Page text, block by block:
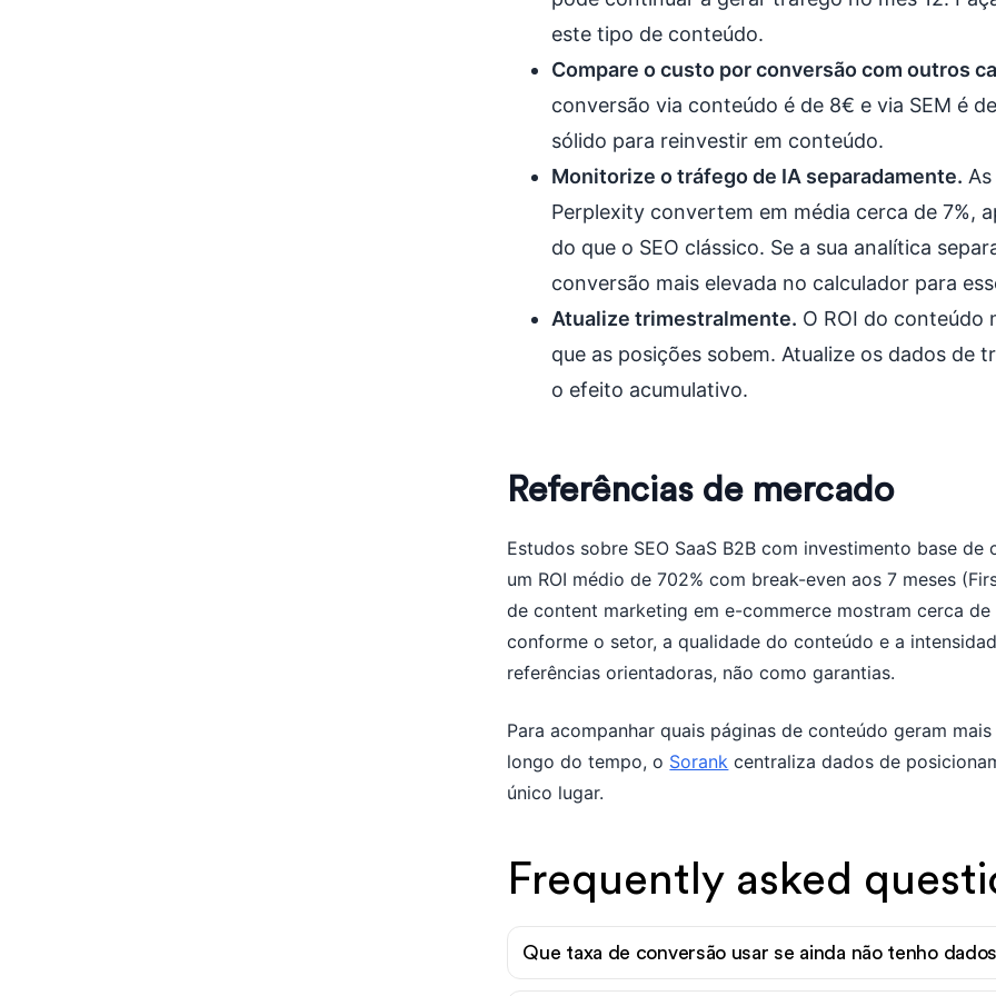
este tipo de conteúdo.
Compare o custo por conversão com outros
conversão via conteúdo é de 8€ e via SEM é
sólido para reinvestir em conteúdo.
Monitorize o tráfego de IA separadamente.
Perplexity convertem em média cerca de 7%,
do que o SEO clássico. Se a sua analítica
conversão mais elevada no calculador para
Atualize trimestralmente. O ROI do conteúdo
que as posições sobem. Atualize os dados de
o efeito acumulativo.
Referências de mercado
Estudos sobre SEO SaaS B2B com investimento base
um ROI médio de 702% com break-even aos 7 meses
de content marketing em e-commerce mostram cerca de
conforme o setor, a qualidade do conteúdo e a
referências orientadoras, não como garantias.
Para acompanhar quais páginas de conteúdo geram
longo do tempo, o Sorank centraliza dados de
único lugar.
Frequently asked
Que taxa de conversão usar se ainda não tenho